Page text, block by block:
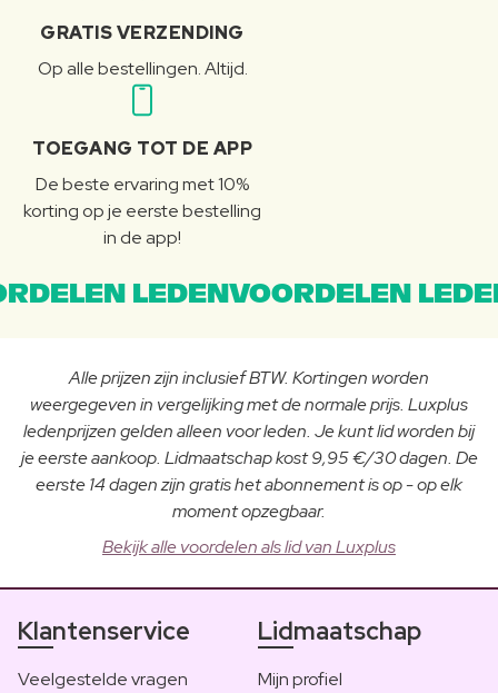
GRATIS VERZENDING
Op alle bestellingen. Altijd.
TOEGANG TOT DE APP
De beste ervaring met 10%
korting op je eerste bestelling
in de app!
LEDENVOORDELEN
Alle prijzen zijn inclusief BTW. Kortingen worden
weergegeven in vergelijking met de normale prijs. Luxplus
ledenprijzen gelden alleen voor leden. Je kunt lid worden bij
je eerste aankoop. Lidmaatschap kost 9,95 €/30 dagen. De
eerste 14 dagen zijn gratis het abonnement is op - op elk
moment opzegbaar.
Bekijk alle voordelen als lid van Luxplus
Klantenservice
Veelgestelde vragen
Lidmaatschap
Mijn profiel